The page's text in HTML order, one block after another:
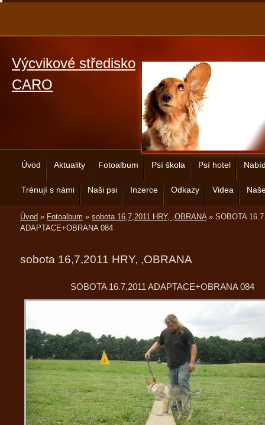
Výcvikové středisko
CARO
Úvod Aktuality Fotoalbum Psí škola Psí hotel
Trénují s námi Naši psi Inzerce Odkazy Videa
Úvod » Fotoalbum » sobota 16,7,2011 HRY, ,OBRANA» SOBOTA
ADAPTACE+OBRANA 084
sobota 16,7,2011 HRY, ,OBRANA
SOBOTA 16.7.2011 ADAPTACE+OBRANA 084